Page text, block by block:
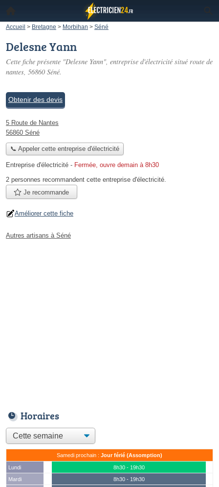
Accueil > Bretagne > Morbihan > Séné
Delesne Yann
Cette fiche présente "Delesne Yann", entreprise d'électricité situé route de
nantes, 56860 Séné.
Obtenir des devis
5 Route de Nantes
56860 Séné
📞 Appeler cette entreprise d'électricité
Entreprise d'électricité - Fermée, ouvre demain à 8h30
2 personnes recommandent cette entreprise d'électricité.
Je recommande
Améliorer cette fiche
Autres artisans à Séné
Horaires
Samedi prochain : Jour férié (Assomption)
Lundi
8h30 - 19h30
Mardi
8h30 - 19h30